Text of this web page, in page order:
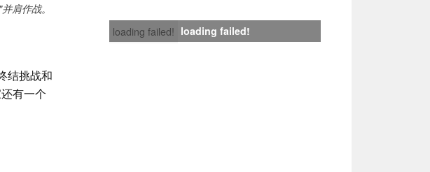
肩作战。
loading failed! loading failed!
结挑战和
有一个